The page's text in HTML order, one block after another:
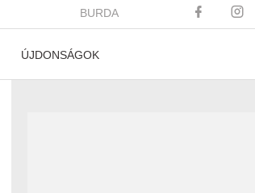
BURDA
ÚJDONSÁGOK